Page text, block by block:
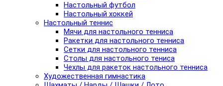
Настольный футбол
Настольный хоккей
Настольный теннис
Мячи для настольного тенниса
Ракетки для настольного тенниса
Сетки для настольного тенниса
Столы для настольного тениса
Чехлы для ракеток настольного тенниса
Художественная гимнастика